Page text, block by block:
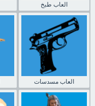
العاب طبخ
العاب مسدسات